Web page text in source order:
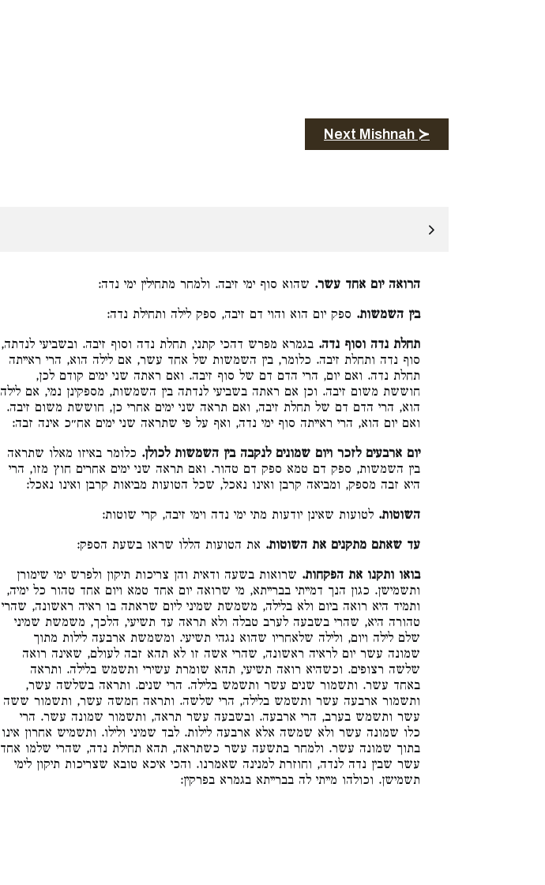
Next Mishnah ≻
הרואה יום אחד עשר. שהוא סוף ימי זיבה. ולמחר מתחילין ימי נדה:
בין השמשות. ספק יום הוא והוי דם זיבה, ספק לילה ותחילת נדה:
תחלת נדה וסוף נדה. בגמרא מפרש דהכי קתני, תחלת נדה וסוף זיבה. ובשביעי לנדתה,
סוף נדה ותחלת זיבה. כלומר, בין השמשות של אחד עשר, אם לילה הוא, הרי ראייתה
תחלת נדה. ואם יום, הרי הדם דם של סוף זיבה. ואם ראתה שני ימים קודם לכן,
חוששת משום זיבה. וכן אם ראתה בשביעי לנדתה בין השמשות, מספקינן נמי, אם לילה
הוא, הרי הדם דם של תחלת זיבה, ואם תראה שני ימים אחרי כן, חוששת משום זיבה.
ואם יום הוא, הרי ראייתה סוף ימי נדה, ואף על פי שתראה שני ימים אח״כ אינה זבה:
יום ארבעים לזכר ויום שמונים לנקבה בין השמשות לכולן. כלומר באיזו מאלו שתראה
בין השמשות, ספק דם טמא ספק דם טהור. ואם תראה שני ימים אחרים חוץ מזו, הרי
היא זבה מספק, ומביאה קרבן ואינו נאכל, שכל הטועות מביאות קרבן ואינו נאכל:
השוטות. לטועות שאינן יודעות מתי ימי נדה וימי זיבה, קרי שוטות:
עד שאתם מתקנים את השוטות. את הטועות הללו שראו בשעת הספק:
בואו ותקנו את הפקחות. שרואות בשעה ודאית והן צריכות תיקון ולפרש ימי שימורן
ותשמישן. כגון הנך דמייתי בברייתא, מי שרואה יום אחד טמא ויום אחד טהור כל ימיה,
ותמיד היא רואה ביום ולא בלילה, משמשת שמיני ליום שראתה בו ראיה ראשונה, שהרי
טהורה היא, שהרי בשבעה לערב טבלה ולא תראה עד תשיעי, הלכך, משמשת שמיני
שלם לילה ויום, ולילה שלאחריו שהוא נגהי תשיעי. ומשמשת ארבעה לילות מתוך
שמונה עשר יום לראיה ראשונה, שהרי אשה זו לא תהא זבה לעולם, שאינה רואה
שלשה רצופים. וכשהיא רואה תשיעי, תהא שומרת עשירי ותשמש בלילה. ותראה
באחד עשר. ותשמור שנים עשר ותשמש בלילה. הרי שנים. ותראה בשלשה עשר,
ותשמור ארבעה עשר ותשמש בלילה, הרי שלשה. ותראה חמשה עשר, ותשמור ששה
עשר ותשמש בערב, הרי ארבעה. ובשבעה עשר תראה, ותשמור שמונה עשר. הרי
כלו שמונה עשר ולא שמשה אלא ארבעה לילות. לבד שמיני ולילו. ותשמיש אחרון אינו
בתוך שמונה עשר. ולמחר בתשעה עשר כשתראה, תהא תחילת נדה, שהרי שלמו אחד
עשר שבין נדה לנדה, וחוזרת למנינה שאמרנו. והכי איכא טובא שצריכות תיקון לימי
תשמישן. וכולהו מייתי לה בברייתא בגמרא בפרקין: